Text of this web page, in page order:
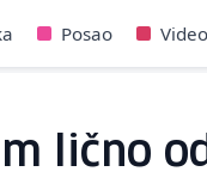
Posao Video
lično